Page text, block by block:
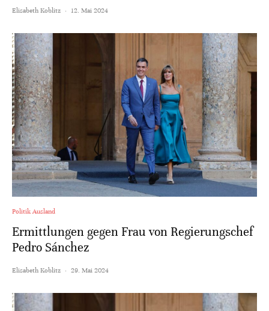
Elisabeth Koblitz · 12. Mai 2024
Politik Ausland
Ermittlungen gegen Frau von Regierungschef
Pedro Sánchez
Elisabeth Koblitz · 29. Mai 2024